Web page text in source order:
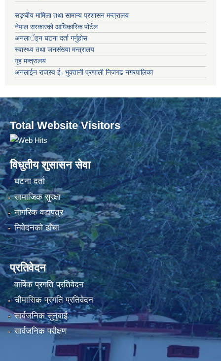
सङ्‍घीय मामिला तथा सामान्य प्रशासन मन्त्रालय
नेपाल सरकारको आधिकारिक पोर्टल
अनलार्इन घटना दर्ता गर्नुहोस
स्वास्थ्य तथा जनसंख्या मन्त्रालय
गृह मन्त्रालय
अनलाईन राजस्व ई- भुक्तानी प्रणाली निजगढ नगरपालिका
Total Website Visitors
विधुतीय शुसासन सेवा
घटना दर्ता
सामाजिक सुरक्षा
नागरिक वडापत्र
निवेदनको ढाँचा
प्रतिवेदन
वार्षिक प्रगति प्रतिवेदन
चौमासिक प्रगति प्रतिवेदन
सार्वजनिक सुनुवाई
सार्वजनिक परीक्षण